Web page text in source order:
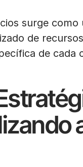
surge
de
de cada